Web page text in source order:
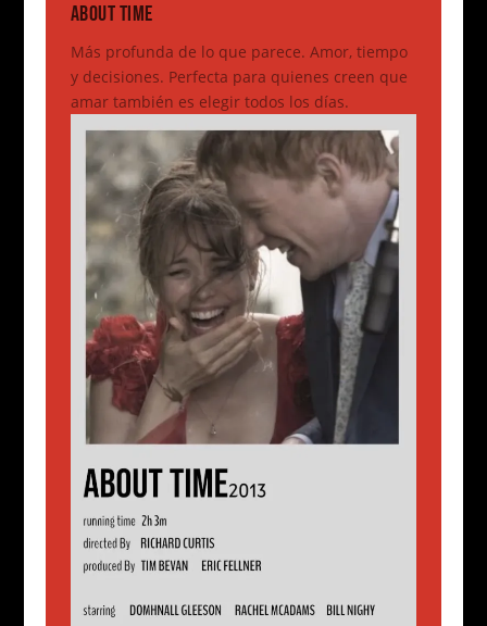
ABOUT TIME
Más profunda de lo que parece. Amor, tiempo
y decisiones. Perfecta para quienes creen que
amar también es elegir todos los días.